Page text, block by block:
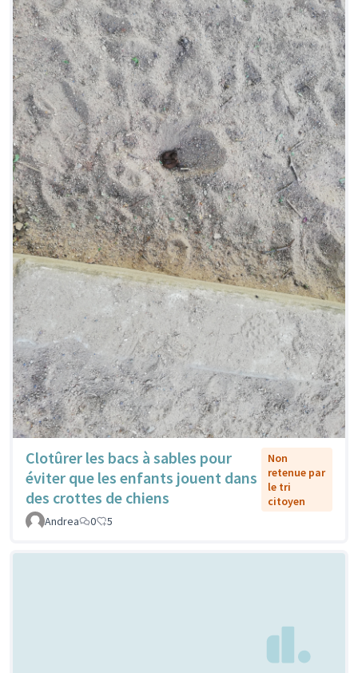
Clotûrer les bacs à sables pour
éviter que les enfants jouent dans
des crottes de chiens
Non
retenue par
le tri
citoyen
Andrea
0 5